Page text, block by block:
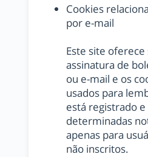
Cookies
por e-mail
Este site
assinatura de
ou e-mail e os
usados ​​para
está registrado
determinadas
apenas para
não inscritos.